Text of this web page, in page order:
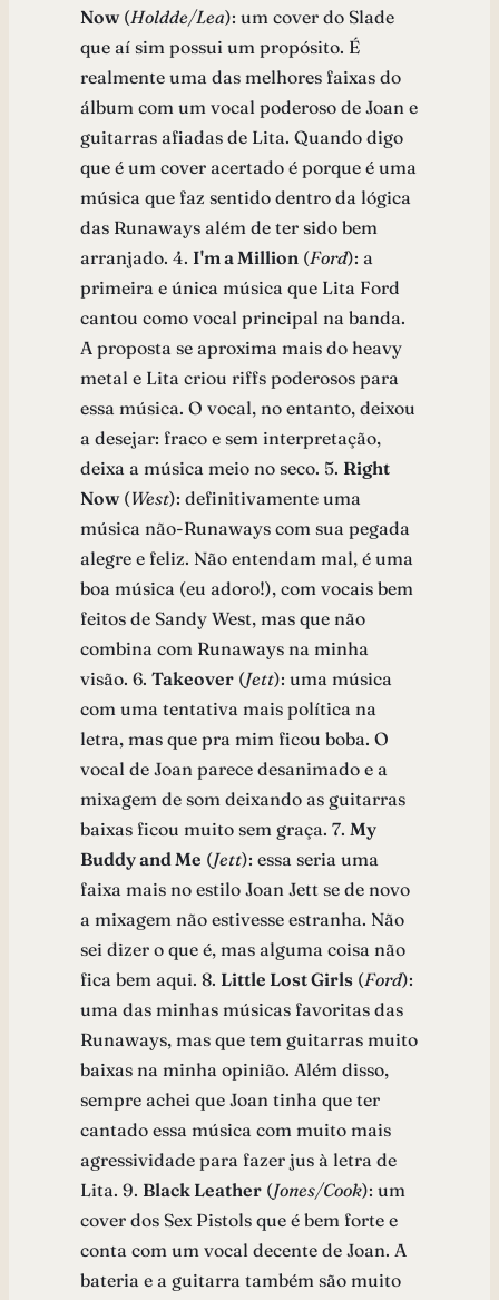
Now(Holdde/Lea): um cover do Slade
que aí sim possui um propósito. É
realmente uma das melhores faixas do
álbum com um vocal poderoso de Joan e
guitarras afiadas de Lita. Quando digo
que é um cover acertado é porque é uma
música que faz sentido dentro da lógica
das Runaways além de ter sido bem
arranjado. 4. I'm a Million (Ford): a
primeira e única música que Lita Ford
cantou como vocal principal na banda.
A proposta se aproxima mais do heavy
metal e Lita criou riffs poderosos para
essa música. O vocal, no entanto, deixou
a desejar: fraco e sem interpretação,
deixa a música meio no seco. 5. Right
Now(West): definitivamente uma
música não-Runaways com sua pegada
alegre e feliz. Não entendam mal, é uma
boa música (eu adoro!), com vocais bem
feitos de Sandy West, mas que não
combina com Runaways na minha
visão. 6. Takeover (Jett): uma música
com uma tentativa mais política na
letra, mas que pra mim ficou boba. O
vocal de Joan parece desanimado e a
mixagem de som deixando as guitarras
baixas ficou muito sem graça. 7. My
Buddy and Me (Jett): essa seria uma
faixa mais no estilo Joan Jett se de novo
a mixagem não estivesse estranha. Não
sei dizer o que é, mas alguma coisa não
fica bem aqui. 8. Little Lost Girls (Ford):
uma das minhas músicas favoritas das
Runaways, mas que tem guitarras muito
baixas na minha opinião. Além disso,
sempre achei que Joan tinha que ter
cantado essa música com muito mais
agressividade para fazer jus à letra de
Lita. 9. Black Leather (Jones/Cook): um
cover dos Sex Pistols que é bem forte e
conta com um vocal decente de Joan. A
bateria e a guitarra também são muito